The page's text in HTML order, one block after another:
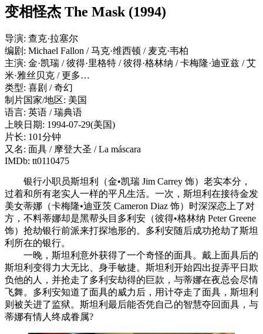
变相怪杰 The Mask (1994)
导演: 查克·拉塞尔
编剧: Michael Fallon / 马克·维西顿 / 麦克·韦柏
主演: 金·凯瑞 / 彼得·里格特 / 彼得·格林纳 / 卡梅隆·迪亚兹 / 艾
米·雅丝贝克 / 更多…
类型: 喜剧 / 奇幻
制片国家/地区: 美国
语言: 英语 / 瑞典语
上映日期: 1994-07-29(美国)
片长: 101分钟
又名: 面具 / 摩登大圣 / La máscara
IMDb: tt0110475
银行小职员斯坦利（金•凯瑞 Jim Carrey 饰）老实本分，
过着和所有老实人一样的平凡生活。一次，斯坦利在接待金发
美女蒂娜（卡梅隆•迪亚茨 Cameron Diaz 饰）时深深恋上了对
方，不料蒂娜却是黑帮头目多利安（彼得•格林纳 Peter Greene
饰）抢劫银行前派来打探地形的。多利安随后成功抢劫了斯坦
利所在的银行。
一晚，斯坦利意外获得了一个奇怪的面具。戴上面具后的
斯坦利变得力大无比、身手敏捷。斯坦利开始四出捉弄平日欺
负他的人，并抢走了多利安劫得的巨款，与蒂娜在夜总会尽情
飞舞。多利安知道了面具的威力后，用计夺走了面具，斯坦利
则被关进了监狱。斯坦利最后能否凭自己的智慧夺回面具，与
蒂娜有情人终成眷属?